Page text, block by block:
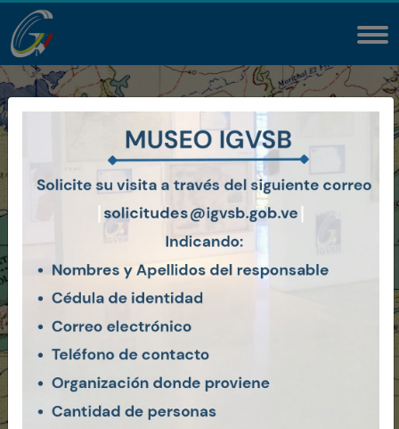
Instituto Geográfico de
Venezuela
Simón Bolívar
Mapa Topográfico Ciudad Bolívar
Ver Más